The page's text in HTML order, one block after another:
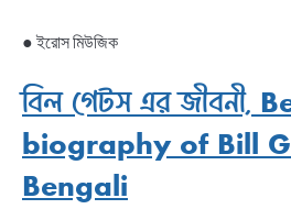
● ইরোস মিউজিক
বিল গেটস এর জীবনী,
biography of Bill
Bengali